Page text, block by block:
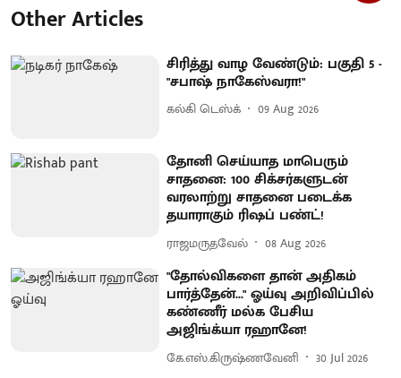
Other Articles
சிரித்து வாழ வேண்டும்: பகுதி 5 -
"சபாஷ் நாகேஸ்வரா!"
கல்கி டெஸ்க் 09 Aug 2026
தோனி செய்யாத மாபெரும்
சாதனை: 100 சிக்சர்களுடன்
வரலாற்று சாதனை படைக்க
தயாராகும் ரிஷப் பண்ட்!
ராஜமருதவேல் 08 Aug 2026
"தோல்விகளை தான் அதிகம்
பார்த்தேன்..." ஓய்வு அறிவிப்பில்
கண்ணீர் மல்க பேசிய
அஜிங்க்யா ரஹானே!
கே.எஸ்.கிருஷ்ணவேனி 30 Jul 2026